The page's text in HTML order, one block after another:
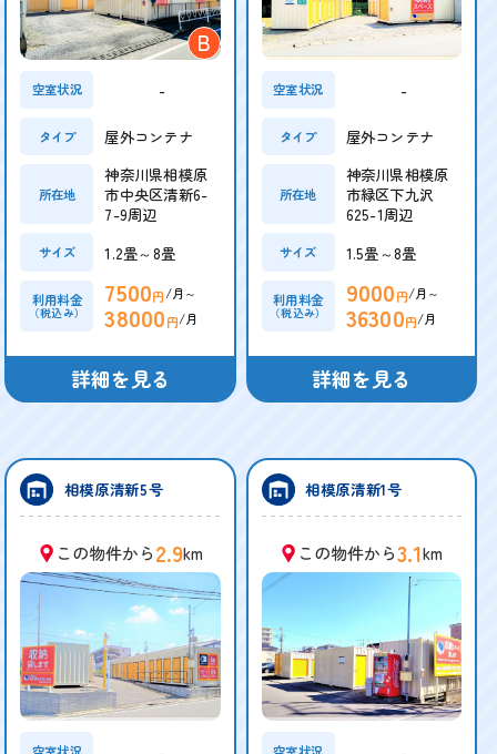
B
空室状況 -
タイプ 屋外コンテナ
所在地
神奈川県相模原
市中央区清新6-
7-9周辺
サイズ 1.2畳～8畳
利用料金
（税込み）
7500円/月～
38000円/月
詳細を見る
空室状況 -
タイプ 屋外コンテナ
所在地
神奈川県相模原
市緑区下九沢
625-1周辺
サイズ 1.5畳～8畳
利用料金
（税込み）
9000円/月～
36300円/月
詳細を見る
相模原清新5号
この物件から2.9km
相模原清新1号
この物件から3.1km